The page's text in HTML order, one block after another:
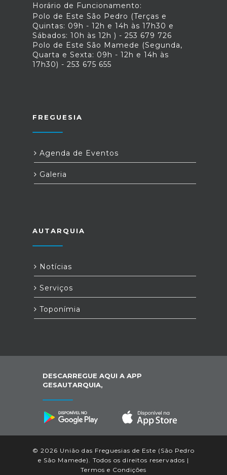
Horário de Funcionamento:
Polo de Este São Pedro (Terças e
Quintas: 09h - 12h e 14h às 17h30 e
Sábados: 10h às 12h ) - 253 679 726
Polo de Este São Mamede (Segunda,
Quarta e Sexta: 09h - 12h e 14h às
17h30) - 253 675 655
FREGUESIA
Agenda de Eventos
Galeria
AUTARQUIA
Notícias
Serviços
Toponímia
DESCARREGUE AQUI A APP
GESAUTARQUIA,
© 2026 União das Freguesias de Este (São Pedro
e São Mamede). Todos os direitos reservados |
Termos e Condições